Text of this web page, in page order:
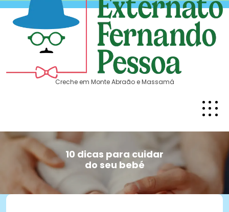
Creche em Monte Abraão e Massamá
10 dicas para cuidar
do seu bebé